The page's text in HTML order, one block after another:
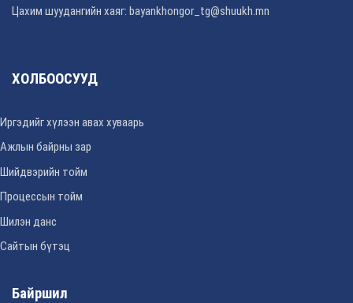
Цахим шуудангийн хаяг: bayankhongor_tg@shuukh.mn
ХОЛБООСУУД
Иргэдийг хүлээн авах хуваарь
Ажлын байрны зар
Шийдвэрийн тойм
Процессын тойм
Шилэн данс
Сайтын бүтэц
Байршил